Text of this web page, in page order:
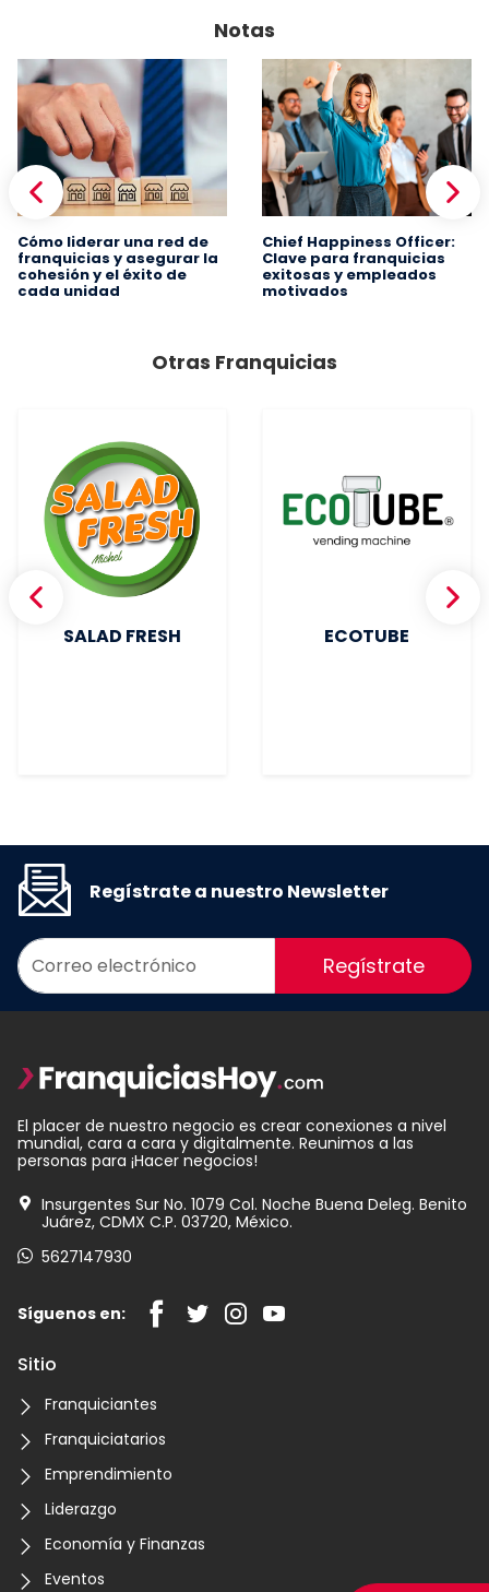
Notas
Cómo liderar una red de
franquicias y asegurar la
cohesión y el éxito de
cada unidad
Chief Happiness Officer:
Clave para franquicias
exitosas y empleados
motivados
Otras Franquicias
SALAD FRESH ECOTUBE
Regístrate a nuestro Newsletter
Regístrate
El placer de nuestro negocio es crear conexiones a nivel
mundial, cara a cara y digitalmente. Reunimos a las
personas para ¡Hacer negocios!
Insurgentes Sur No. 1079 Col. Noche Buena Deleg. Benito
Juárez, CDMX C.P. 03720, México.
5627147930
Síguenos en:
Sitio
Franquiciantes
Franquiciatarios
Emprendimiento
Liderazgo
Economía y Finanzas
Eventos